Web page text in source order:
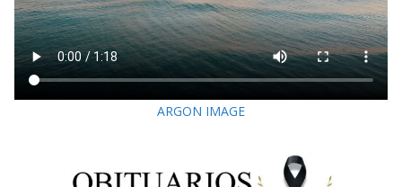
ARGON IMAGE